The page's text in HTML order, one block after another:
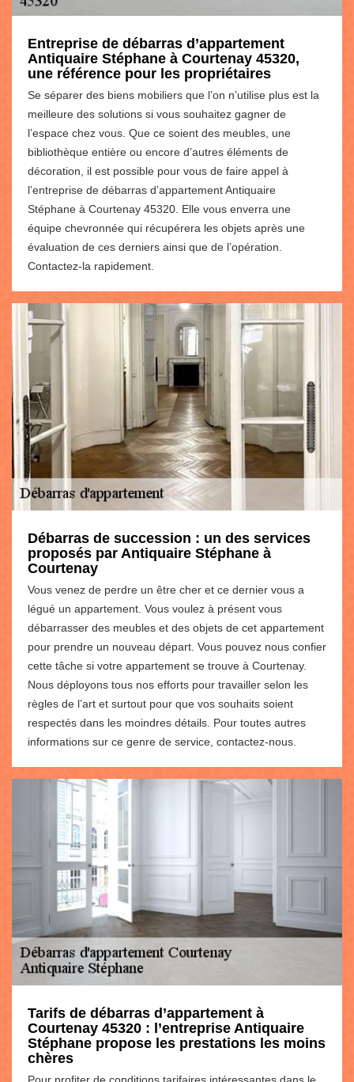
Entreprise de débarras d’appartement
Antiquaire Stéphane à Courtenay 45320,
une référence pour les propriétaires
Se séparer des biens mobiliers que l’on n’utilise plus est la
meilleure des solutions si vous souhaitez gagner de
l’espace chez vous. Que ce soient des meubles, une
bibliothèque entière ou encore d’autres éléments de
décoration, il est possible pour vous de faire appel à
l’entreprise de débarras d’appartement Antiquaire
Stéphane à Courtenay 45320. Elle vous enverra une
équipe chevronnée qui récupérera les objets après une
évaluation de ces derniers ainsi que de l’opération.
Contactez-la rapidement.
Débarras de succession : un des services
proposés par Antiquaire Stéphane à
Courtenay
Vous venez de perdre un être cher et ce dernier vous a
légué un appartement. Vous voulez à présent vous
débarrasser des meubles et des objets de cet appartement
pour prendre un nouveau départ. Vous pouvez nous confier
cette tâche si votre appartement se trouve à Courtenay.
Nous déployons tous nos efforts pour travailler selon les
règles de l’art et surtout pour que vos souhaits soient
respectés dans les moindres détails. Pour toutes autres
informations sur ce genre de service, contactez-nous.
Tarifs de débarras d’appartement à
Courtenay 45320 : l’entreprise Antiquaire
Stéphane propose les prestations les moins
chères